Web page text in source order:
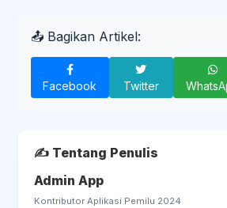
📤 Bagikan Artikel:
Facebook Twitter
✍️ Tentang Penulis
Admin App
Kontributor Aplikasi Pemilu 2024